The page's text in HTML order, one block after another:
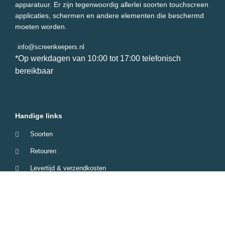
apparatuur. Er zijn tegenwoordig allerlei soorten touchscreen
applicaties, schermen en andere elementen die beschermd
moeten worden.
info@screenkeepers.nl
*Op werkdagen van 10:00 tot 17:00 telefonisch
bereikbaar
Handige links
Soorten
Retouren
Levertijd & verzendkosten